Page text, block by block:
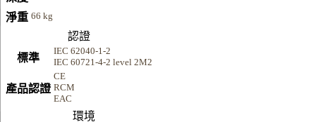
淨重 66 kg
認證
標準
IEC 62040-1-2
IEC 60721-4-2 level 2M2
產品認證
CE
RCM
EAC
環境